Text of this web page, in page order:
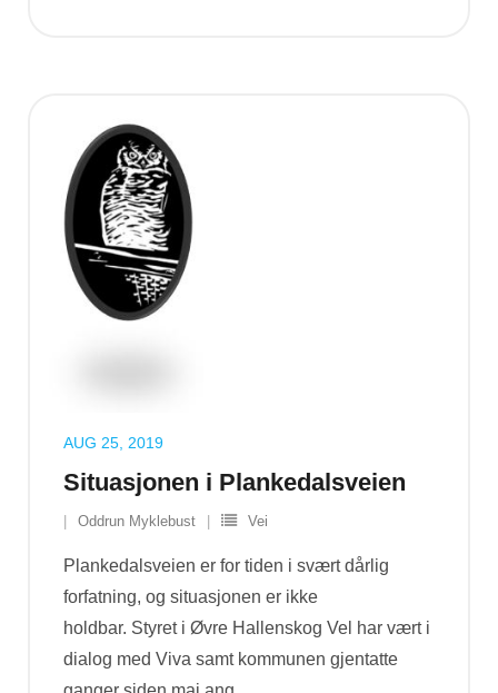
Situasjonen i Plankedalsveien
AUG 25, 2019
Oddrun Myklebust Vei
Plankedalsveien er for tiden i svært dårlig
forfatning, og situasjonen er ikke
holdbar. Styret i Øvre Hallenskog Vel har vært i
dialog med Viva samt kommunen gjentatte